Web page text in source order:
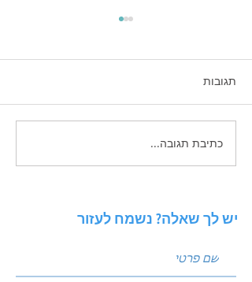
תכנון תקציב שיווק שנתי
תגובות
כתיבת תגובה...
יש לך שאלה? נשמח לעזור